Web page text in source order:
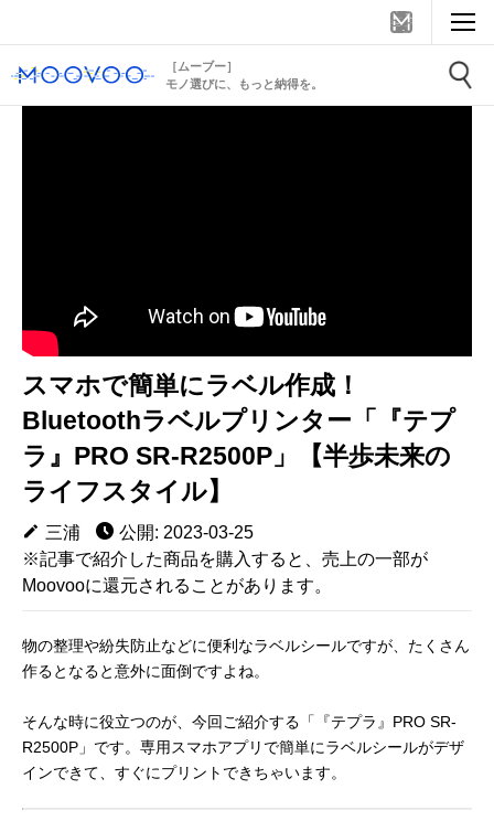
［ムーブー］
モノ選びに、もっと納得を。
スマホで簡単にラベル作成！
Bluetoothラベルプリンター「『テプ
ラ』PRO SR-R2500P」【半歩未来の
ライフスタイル】
三浦
公開: 2023-03-25
※記事で紹介した商品を購入すると、売上の一部が
Moovooに還元されることがあります。
物の整理や紛失防止などに便利なラベルシールですが、たくさん
作るとなると意外に面倒ですよね。
そんな時に役立つのが、今回ご紹介する「『テプラ』PRO SR-
R2500P」です。専用スマホアプリで簡単にラベルシールがデザ
インできて、すぐにプリントできちゃいます。